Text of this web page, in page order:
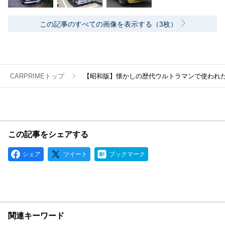
この記事のすべての画像を表示する（3枚）
CARPRIMEトップ 【昭和版】懐かしの歴代ウルトラマンで使わ
この記事をシェアする
シェア ツイート ブックマーク
関連キーワード